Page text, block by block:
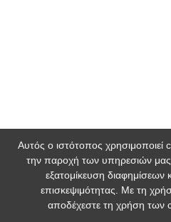
Αυτός ο ιστότοπος χρησιμοποιεί
την παροχή των υπηρεσιών
εξατομίκευση διαφημίσεων
επισκεψιμότητας. Με τη
αποδέχεστε τη χρήση των